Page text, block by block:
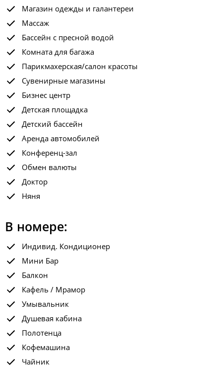
Магазин одежды и галантереи
Массаж
Бассейн с пресной водой
Комната для багажа
Парикмахерская/салон красоты
Сувенирные магазины
Бизнес центр
Детская площадка
Детский бассейн
Аренда автомобилей
Конференц-зал
Обмен валюты
Доктор
Няня
В номере:
Индивид. Кондиционер
Мини Бар
Балкон
Кафель / Мрамор
Умывальник
Душевая кабина
Полотенца
Кофемашина
Чайник